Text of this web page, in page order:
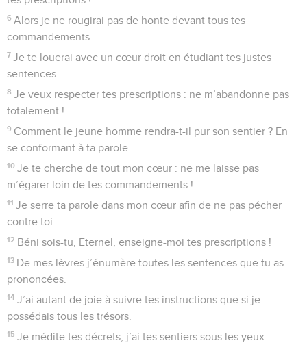
6 Alors je ne rougirai pas de honte devant tous tes
commandements.
7 Je te louerai avec un cœur droit en étudiant tes justes
sentences.
8 Je veux respecter tes prescriptions : ne m’abandonne pas
totalement !
9 Comment le jeune homme rendra-t-il pur son sentier ? En
se conformant à ta parole.
10 Je te cherche de tout mon cœur : ne me laisse pas
m’égarer loin de tes commandements !
11 Je serre ta parole dans mon cœur afin de ne pas pécher
contre toi.
12 Béni sois-tu, Eternel, enseigne-moi tes prescriptions !
13 De mes lèvres j’énumère toutes les sentences que tu as
prononcées.
14 J’ai autant de joie à suivre tes instructions que si je
possédais tous les trésors.
15 Je médite tes décrets, j’ai tes sentiers sous les yeux.